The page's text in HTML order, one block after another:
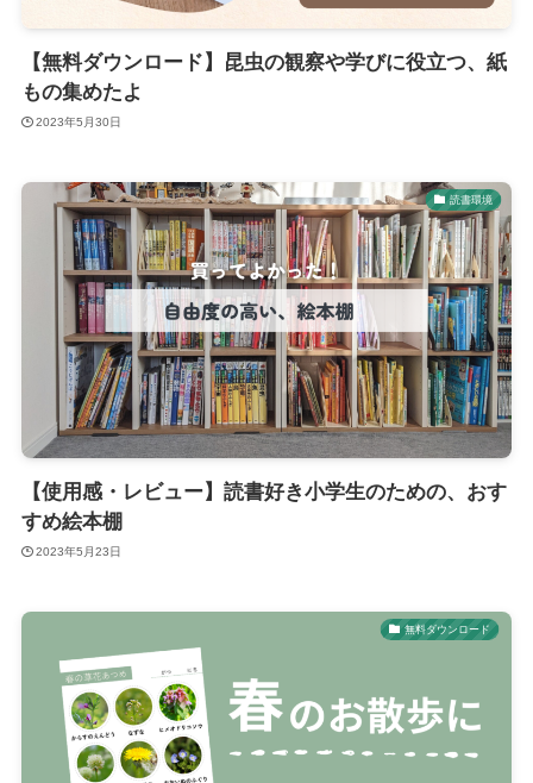
【無料ダウンロード】昆虫の観察や学びに役立つ、紙
もの集めたよ
2023年5月30日
読書環境
【使用感・レビュー】読書好き小学生のための、おす
すめ絵本棚
2023年5月23日
無料ダウンロード